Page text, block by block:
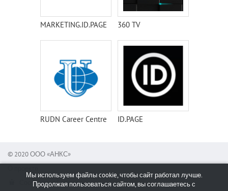
MARKETING.ID.PAGE 360 TV
RUDN Career Centre ID.PAGE
© 2020 ООО «АНКС»
Сообщить об ошибке
Мы используем файлы cookie, чтобы сайт работал лучше.
Продолжая пользоваться сайтом, вы соглашаетесь с